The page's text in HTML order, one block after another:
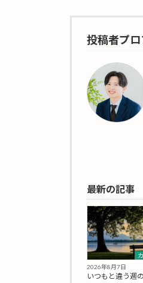
投稿者プ
最新の記事
2026年8月7日
いつもと違う週